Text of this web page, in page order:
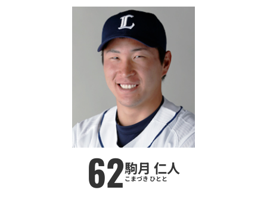
62駒月 仁人
こまづき ひとと